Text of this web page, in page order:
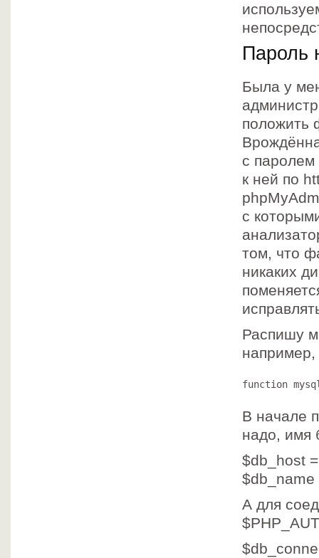
Пароль
Была у
положить
с паролем
к ней по
с
том, что
никаких
Распишу
function
В начале
надо, имя
$db_host
А для